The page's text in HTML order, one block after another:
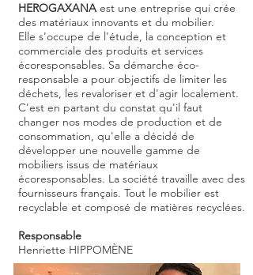
HEROGAXANA est une entreprise qui crée
des matériaux innovants et du mobilier.
Elle s'occupe de l'étude, la conception et
commerciale des produits et services
écoresponsables. Sa démarche éco-
responsable a pour objectifs de limiter les
déchets, les revaloriser et d'agir localement.
C'est en partant du constat qu'il faut
changer nos modes de production et de
consommation, qu'elle a décidé de
développer une nouvelle gamme de
mobiliers issus de matériaux
écoresponsables. La société travaille avec des
fournisseurs français. Tout le mobilier est
recyclable et composé de matières recyclées.
Responsable
Henriette HIPPOMÈNE